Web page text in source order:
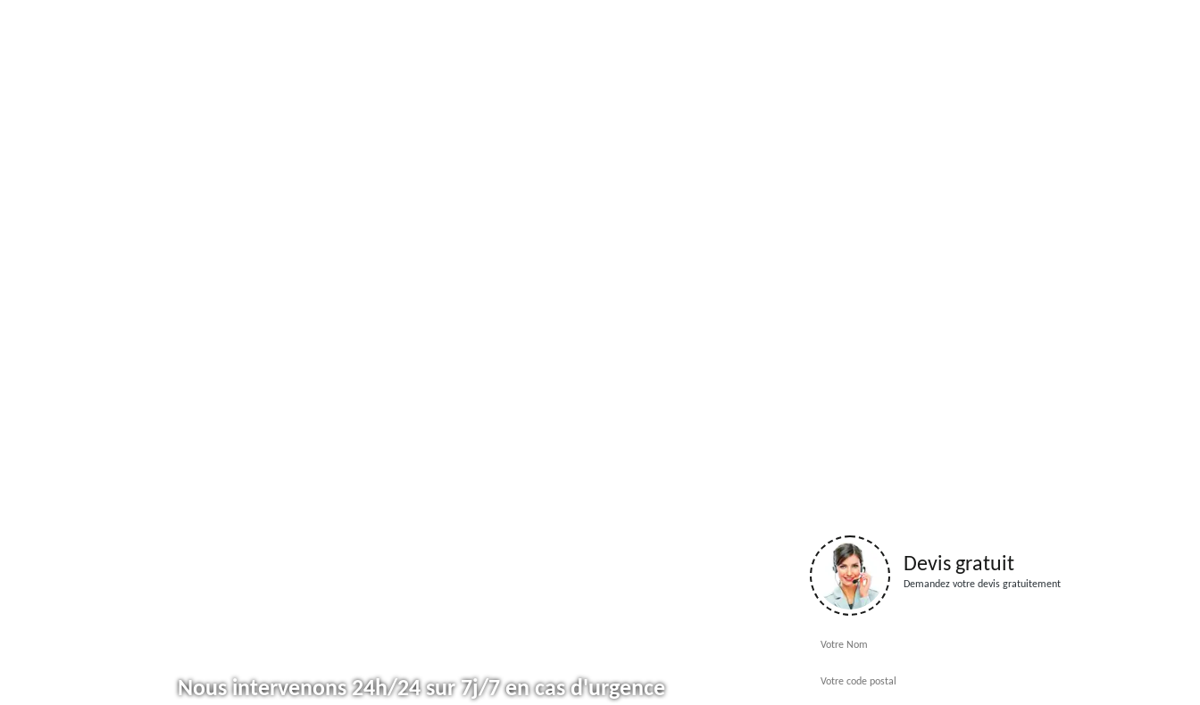
Nous intervenons 24h/24 sur 7j/7 en cas d'urgence
Devis gratuit
Demandez votre devis gratuitement